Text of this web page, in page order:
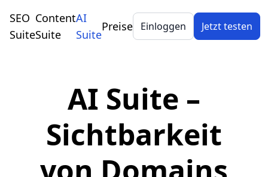
SEO
Suite
Content
Suite
AI
Suite
Preise Einloggen Jetzt testen
AI Suite –
Sichtbarkeit